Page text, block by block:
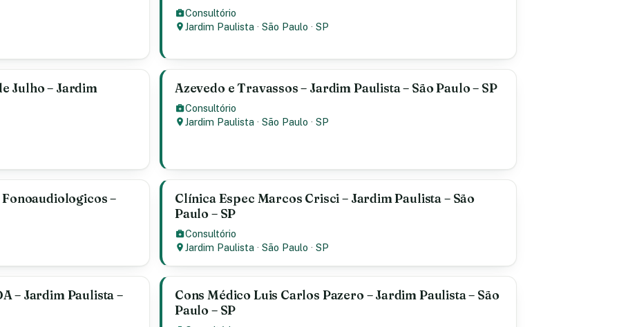
Consultório
Jardim Paulista ·São Paulo ·SP
Julho – Jardim Azevedo e Travassos – Jardim Paulista – São Paulo – SP
Consultório
Jardim Paulista ·São Paulo ·SP
–
Clínica Espec Marcos Crisci – Jardim Paulista – São
Paulo – SP
Consultório
Jardim Paulista ·São Paulo ·SP
– Jardim Paulista –
Cons Médico Luis Carlos Pazero – Jardim Paulista – São
Paulo – SP